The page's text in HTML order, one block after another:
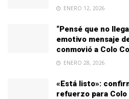
ENERO 12, 2026
“Pensé que no
emotivo mensaje
conmovió a Colo
ENERO 28, 2026
«Está listo»:
refuerzo para Colo